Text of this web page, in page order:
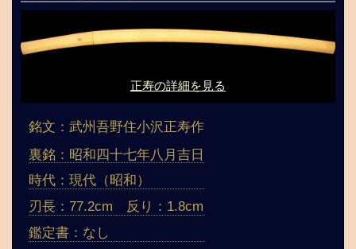
正寿の詳細を見る
銘文：武州吾野住小沢正寿作
裏銘：昭和四十七年八月吉日
時代：現代（昭和）
刃長：77.2cm 反り：1.8cm
鑑定書：なし